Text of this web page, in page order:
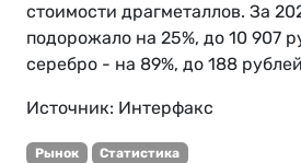
стоимости драгметаллов. За
подорожало на 25%, до 10 907
серебро - на 89%, до 188
Источник: Интерфакс
Рынок Статистика